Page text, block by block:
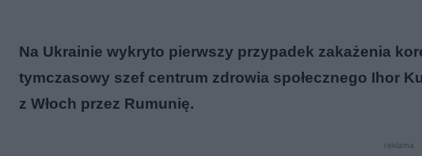
Na Ukrainie wykryto pierwszy przypadek zakażenia
tymczasowy szef centrum zdrowia społecznego Ihor
z Włoch przez Rumunię.
reklama